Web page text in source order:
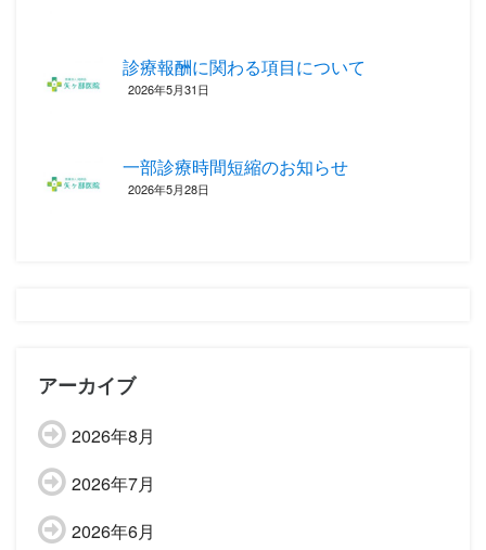
診療報酬に関わる項目について ‎
2026年5月31日
一部診療時間短縮のお知らせ
2026年5月28日
アーカイブ
2026年8月
2026年7月
2026年6月